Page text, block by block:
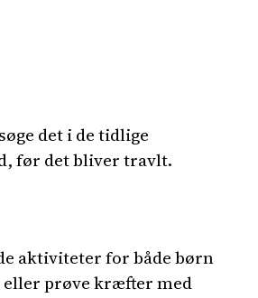
det i de tidlige
før det bliver travlt.
aktiviteter for både børn
eller prøve kræfter med